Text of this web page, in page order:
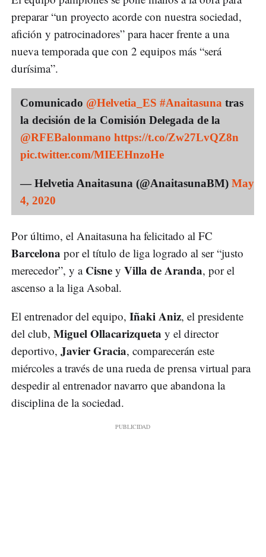
preparar “un proyecto acorde con nuestra sociedad,
afición y patrocinadores” para hacer frente a una
nueva temporada que con 2 equipos más “será
durísima”.
Comunicado @Helvetia_ES #Anaitasuna tras
la decisión de la Comisión Delegada de la
@RFEBalonmano https://t.co/Zw27LvQZ8n
pic.twitter.com/MIEEHnzoHe
— Helvetia Anaitasuna (@AnaitasunaBM) May
4, 2020
Por último, el Anaitasuna ha felicitado al FC
Barcelona por el título de liga logrado al ser “justo
merecedor”, y a Cisne y Villa de Aranda, por el
ascenso a la liga Asobal.
El entrenador del equipo, Iñaki Aniz, el presidente
del club, Miguel Ollacarizqueta y el director
deportivo, Javier Gracia, comparecerán este
miércoles a través de una rueda de prensa virtual para
despedir al entrenador navarro que abandona la
disciplina de la sociedad.